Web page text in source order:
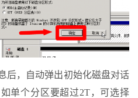
后，自动弹出初始化磁盘对话
单个分区要超过2T，可选择